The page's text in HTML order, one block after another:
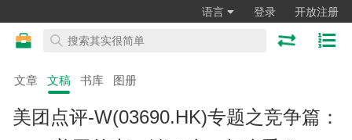
语言 登录 开放注册
文章 文稿 书库 图册
美团点评-W(03690.HK)专题之竞争篇：